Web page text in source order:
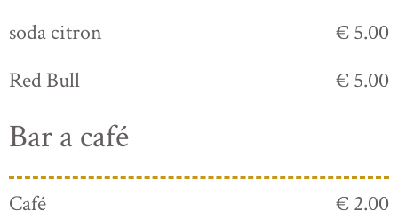
soda citron
€ 5.00
Red Bull
€ 5.00
Bar a café
Café
€ 2.00